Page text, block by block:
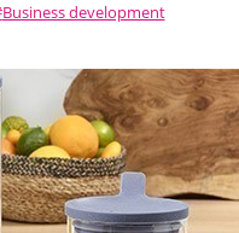
Business development